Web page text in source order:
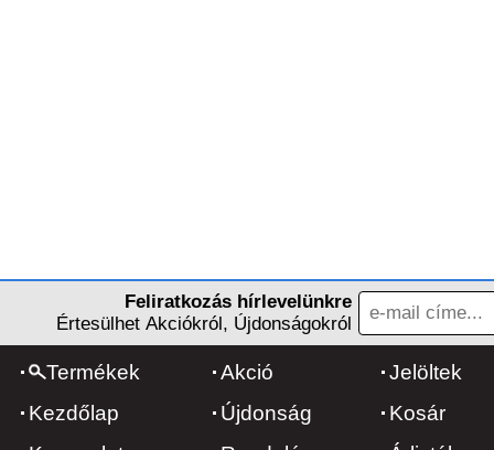
Feliratkozás hírlevelünkre
Értesülhet Akciókról, Újdonságokról
Termékek
Kezdőlap
Akció
Újdonság
Jelöltek
Kosár